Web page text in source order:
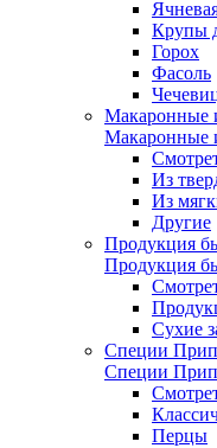
Крупы
Горох
Фасоль
Макаронные
Макаронные
Из
Из
Другие
Продукция
Продукция
Сухие
Специи
Специи
Перцы